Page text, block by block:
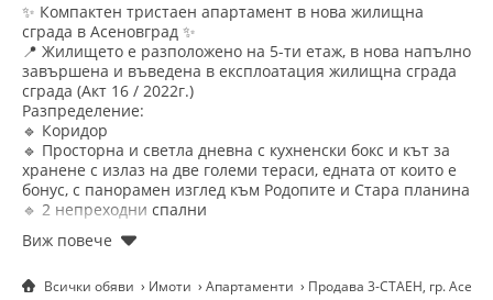
✨ Компактен тристаен апартамент в нова жилищна
сграда в Асеновград ✨
📍 Жилището е разположено на 5-ти етаж, в нова напълно
завършена и въведена в експлоатация жилищна сграда
сграда (Акт 16 / 2022г.)
Разпределение:
🔹 Коридор
🔹 Просторна и светла дневна с кухненски бокс и кът за
хранене с излаз на две големи тераси, едната от които е
бонус, с панорамен изглед към Родопите и Стара планина
🔹 2 непреходни спални
Състояние:
✅ Вътрешна топлоизолация на таваните
Всички обяви Имоти Апартаменти Продава 3-СТАЕН, гр.